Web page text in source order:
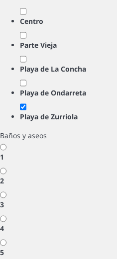
Centro
Parte Vieja
Playa de La Concha
Playa de Ondarreta
Playa de Zurriola
Baños y aseos
1
2
3
4
5